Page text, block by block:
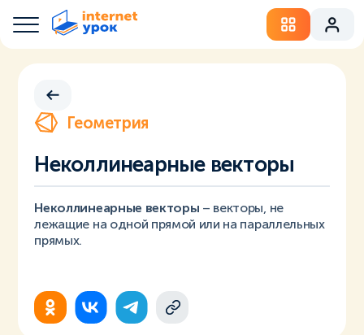
Геометрия
Неколлинеарные векторы
Неколлинеарные векторы – векторы, не
лежащие на одной прямой или на параллельных
прямых.